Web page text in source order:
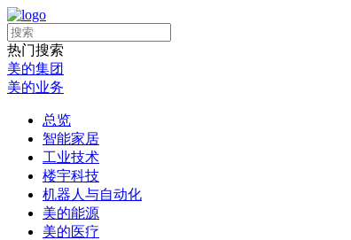
热门搜索
美的集团
美的业务
总览
智能家居
工业技术
楼宇科技
机器人与自动化
美的能源
美的医疗